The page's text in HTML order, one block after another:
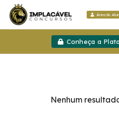
Área do
Conheça a
Nenhum